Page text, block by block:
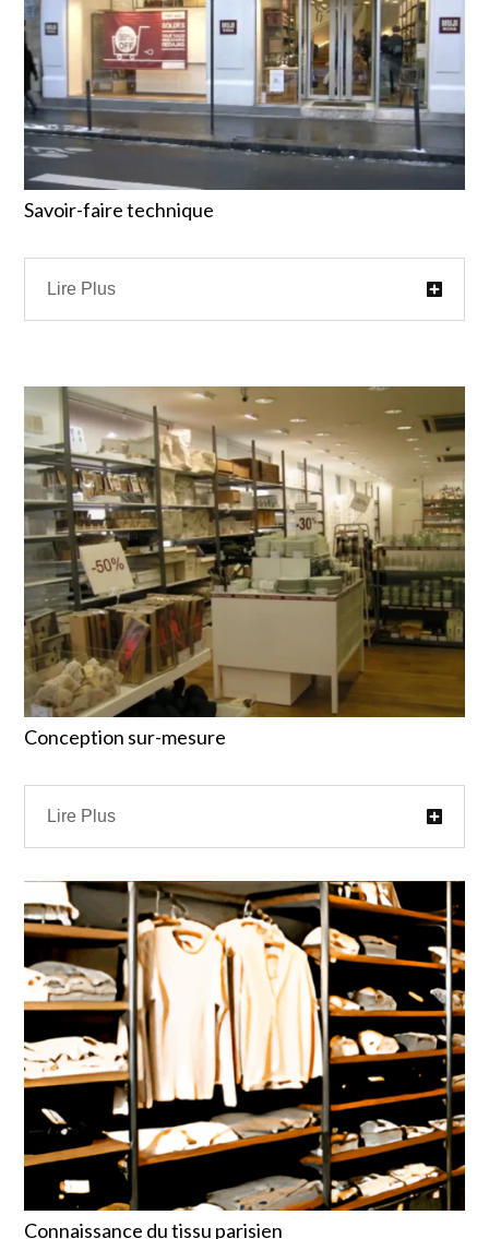
Savoir-faire technique
Lire Plus
Conception sur-mesure
Lire Plus
Connaissance du tissu parisien